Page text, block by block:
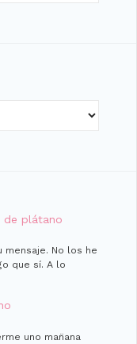
de plátano
mensaje. No los he
que sí. A lo
uno man̈ana